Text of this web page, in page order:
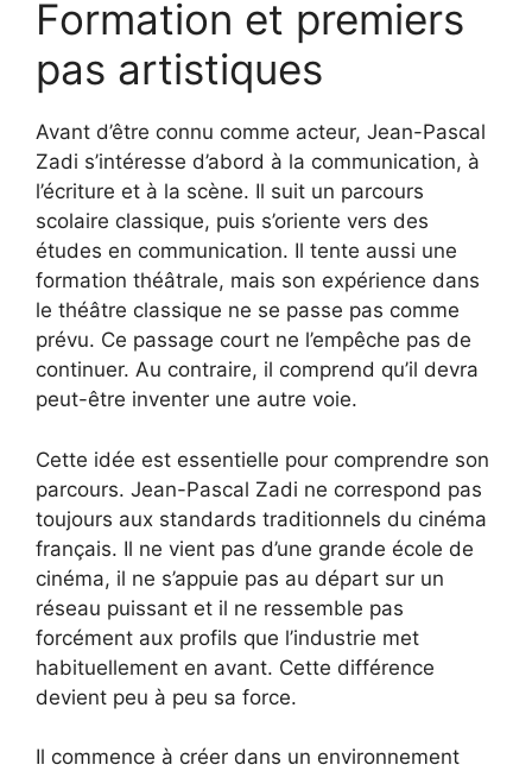
Formation et premiers
pas artistiques
Avant d’être connu comme acteur, Jean-Pascal
Zadi s’intéresse d’abord à la communication, à
l’écriture et à la scène. Il suit un parcours
scolaire classique, puis s’oriente vers des
études en communication. Il tente aussi une
formation théâtrale, mais son expérience dans
le théâtre classique ne se passe pas comme
prévu. Ce passage court ne l’empêche pas de
continuer. Au contraire, il comprend qu’il devra
peut-être inventer une autre voie.
Cette idée est essentielle pour comprendre son
parcours. Jean-Pascal Zadi ne correspond pas
toujours aux standards traditionnels du cinéma
français. Il ne vient pas d’une grande école de
cinéma, il ne s’appuie pas au départ sur un
réseau puissant et il ne ressemble pas
forcément aux profils que l’industrie met
habituellement en avant. Cette différence
devient peu à peu sa force.
Il commence à créer dans un environnement